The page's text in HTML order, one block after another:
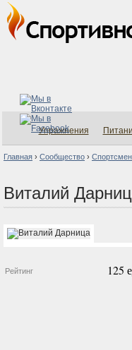
Упражнения
Главная › Сообщество ›
Виталий
Рейтинг 125